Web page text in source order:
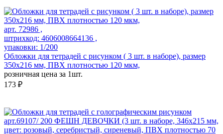
арт. 72986 ,
штрихкод: 4606008664136 ,
упаковки: 1/200
Обложки для тетрадей с рисунком ( 3 шт. в наборе), размер
350х216 мм, ПВХ плотностью 120 мкм,
розничная цена за 1шт.
173 ₽